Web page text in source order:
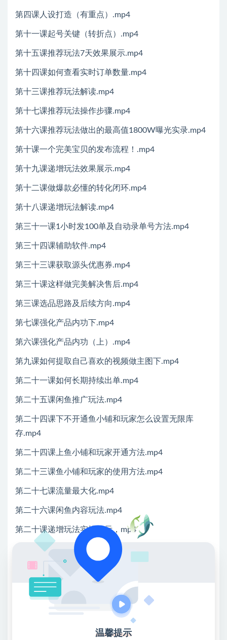
第四课人设打造（有重点）.mp4
第十一课起号关键（转折点）.mp4
第十五课推荐玩法7天效果展示.mp4
第十四课如何查看实时订单数量.mp4
第十三课推荐玩法解读.mp4
第十七课推荐玩法操作步骤.mp4
第十六课推荐玩法做出的最高值1800W曝光实录.mp4
第十课一个完美宝贝的发布流程！.mp4
第十九课递增玩法效果展示.mp4
第十二课做爆款必懂的转化闭环.mp4
第十八课递增玩法解读.mp4
第三十一课1小时发100单及自动录单号方法.mp4
第三十四课辅助软件.mp4
第三十三课获取源头优惠券.mp4
第三十课这样做完美解决售后.mp4
第三课选品思路及后续方向.mp4
第七课强化产品内功下.mp4
第六课强化产品内功（上）.mp4
第九课如何提取自己喜欢的视频做主图下.mp4
第二十一课如何长期持续出单.mp4
第二十五课闲鱼推广玩法.mp4
第二十四课下不开通鱼小铺和玩家怎么设置无限库
存.mp4
第二十四课上鱼小铺和玩家开通方法.mp4
第二十三课鱼小铺和玩家的使用方法.mp4
第二十七课流量最大化.mp4
第二十六课闲鱼内容玩法.mp4
第二十课递增玩法实操演示，mp4
第二十九课一个小技巧订单成倍增加.mp4
第二十二课擦亮的正确使用方法及误区.mp4
第二十八课发货流程详细解读.mp4
第二课养号是不是伪命题.mp4
第八课如何提取自己喜欢的视频做主图上.mp4
温馨提示